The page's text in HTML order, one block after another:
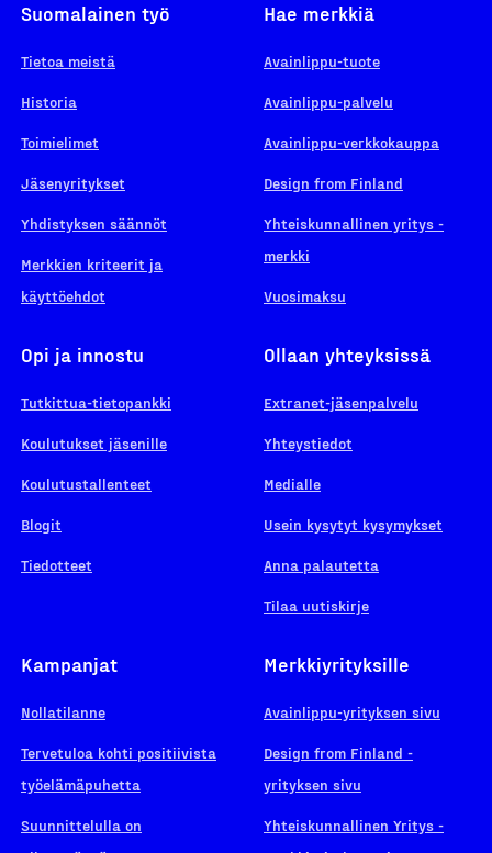
Suomalainen työ
Tietoa meistä
Historia
Toimielimet
Jäsenyritykset
Yhdistyksen säännöt
Merkkien kriteerit ja
käyttöehdot
Hae merkkiä
Avainlippu-tuote
Avainlippu-palvelu
Avainlippu-verkkokauppa
Design from Finland
Yhteiskunnallinen yritys -
merkki
Vuosimaksu
Opi ja innostu
Tutkittua-tietopankki
Koulutukset jäsenille
Koulutustallenteet
Blogit
Tiedotteet
Ollaan yhteyksissä
Extranet-jäsenpalvelu
Yhteystiedot
Medialle
Usein kysytyt kysymykset
Anna palautetta
Tilaa uutiskirje
Kampanjat
Nollatilanne
Tervetuloa kohti positiivista
työelämäpuhetta
Suunnittelulla on
Merkkiyrityksille
Avainlippu-yrityksen sivu
Design from Finland -
yrityksen sivu
Yhteiskunnallinen Yritys -